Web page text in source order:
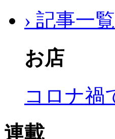
› 記事一覧
お店
コロナ禍
連載